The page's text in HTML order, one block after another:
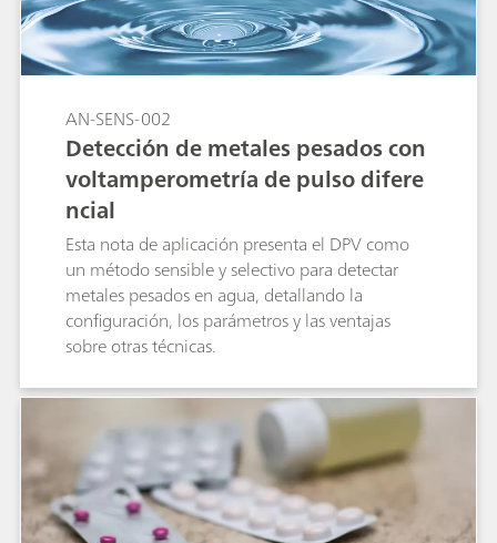
AN-SENS-002
Detección de metales pesados con
voltamperometría de pulso difere
ncial
Esta nota de aplicación presenta el DPV como
un método sensible y selectivo para detectar
metales pesados en agua, detallando la
configuración, los parámetros y las ventajas
sobre otras técnicas.